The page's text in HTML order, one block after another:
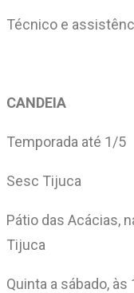
Técnico e
CANDEIA
Temporada até 1/5
Sesc Tijuca
Pátio das Acácias,
Tijuca
Quinta a sábado,